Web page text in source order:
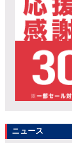
ニュース